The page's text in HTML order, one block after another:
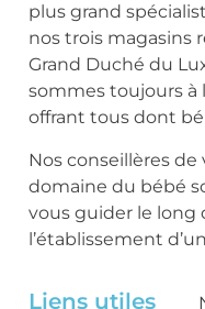
plus grand
nos trois magasins
Grand Duché du
sommes toujours à
offrant tous dont
Nos conseillères de
domaine du bébé
vous guider le long
l’établissement
Liens utiles